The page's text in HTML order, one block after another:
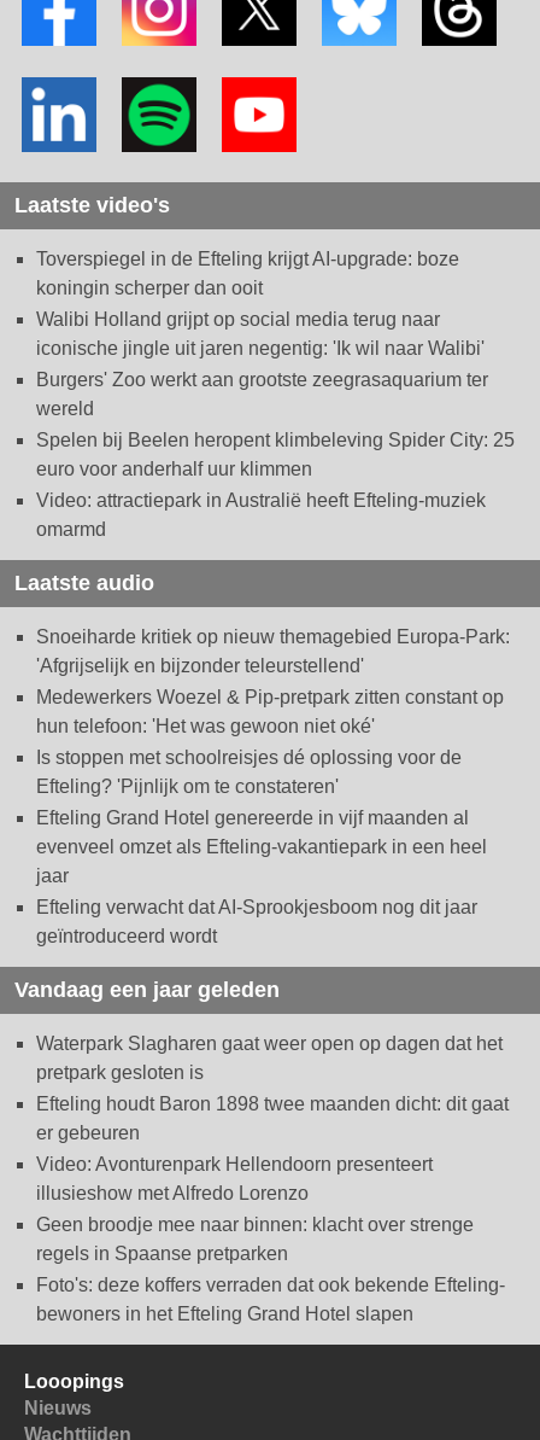
Laatste video's
Toverspiegel in de Efteling krijgt AI-upgrade: boze
koningin scherper dan ooit
Walibi Holland grijpt op social media terug naar
iconische jingle uit jaren negentig: 'Ik wil naar Walibi'
Burgers' Zoo werkt aan grootste zeegrasaquarium ter
wereld
Spelen bij Beelen heropent klimbeleving Spider City: 25
euro voor anderhalf uur klimmen
Video: attractiepark in Australië heeft Efteling-muziek
omarmd
Laatste audio
Snoeiharde kritiek op nieuw themagebied Europa-Park:
'Afgrijselijk en bijzonder teleurstellend'
Medewerkers Woezel & Pip-pretpark zitten constant op
hun telefoon: 'Het was gewoon niet oké'
Is stoppen met schoolreisjes dé oplossing voor de
Efteling? 'Pijnlijk om te constateren'
Efteling Grand Hotel genereerde in vijf maanden al
evenveel omzet als Efteling-vakantiepark in een heel
jaar
Efteling verwacht dat AI-Sprookjesboom nog dit jaar
geïntroduceerd wordt
Vandaag een jaar geleden
Waterpark Slagharen gaat weer open op dagen dat het
pretpark gesloten is
Efteling houdt Baron 1898 twee maanden dicht: dit gaat
er gebeuren
Video: Avonturenpark Hellendoorn presenteert
illusieshow met Alfredo Lorenzo
Geen broodje mee naar binnen: klacht over strenge
regels in Spaanse pretparken
Foto's: deze koffers verraden dat ook bekende Efteling-
bewoners in het Efteling Grand Hotel slapen
Looopings
Nieuws
Wachttijden